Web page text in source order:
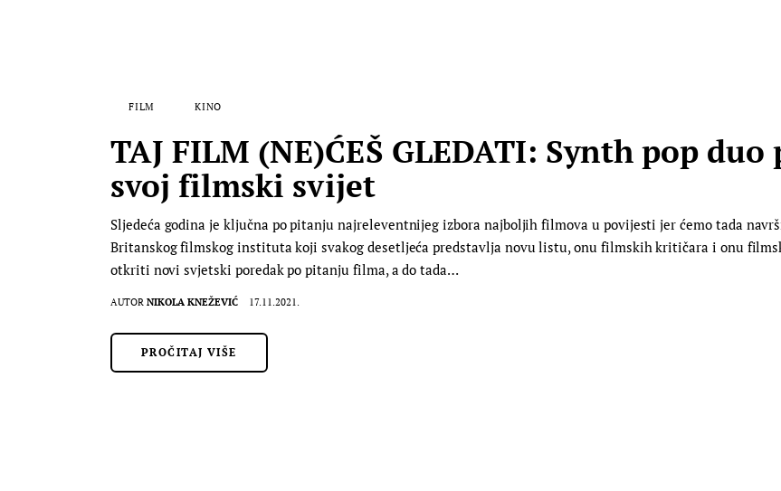
FILM KINO
TAJ FILM (NE)ĆEŠ GLEDATI: Synth pop
svoj filmski svijet
Sljedeća godina je ključna po pitanju najreleventnijeg izbora najboljih filmova u povijesti jer ćemo tada
Britanskog filmskog instituta koji svakog desetljeća predstavlja novu listu, onu filmskih kritičara i onu
otkriti novi svjetski poredak po pitanju filma, a do tada…
AUTOR NIKOLA KNEŽEVIĆ 17.11.2021.
PROČITAJ VIŠE